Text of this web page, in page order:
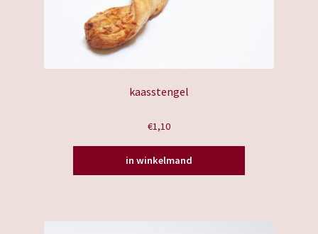
kaasstengel
€1,10
in winkelmand